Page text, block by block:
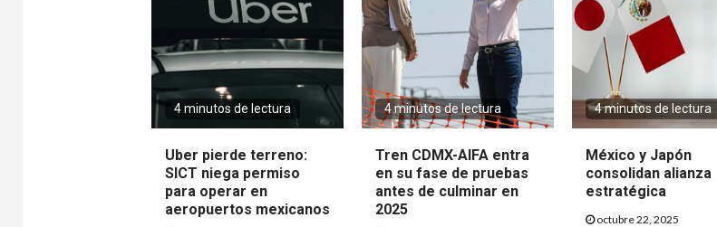
4 minutos de lectura
Uber pierde terreno:
SICT niega permiso
para operar en
aeropuertos mexicanos
4 minutos de lectura
Tren CDMX-AIFA entra
en su fase de pruebas
antes de culminar en
2025
4 minutos de lectura
México y Japón
consolidan alianza
estratégica
octubre 22, 2025